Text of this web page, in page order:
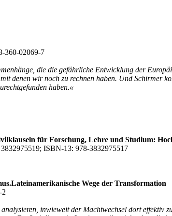
360-02069-7
die die gefährliche Entwicklung der
denen wir noch zu rechnen haben. Und
haben.«
für Forschung, Lehre und Studium:
ISBN-13: 978-3832975517
Wege der Transformation
2
inwieweit der Machtwechsel dort